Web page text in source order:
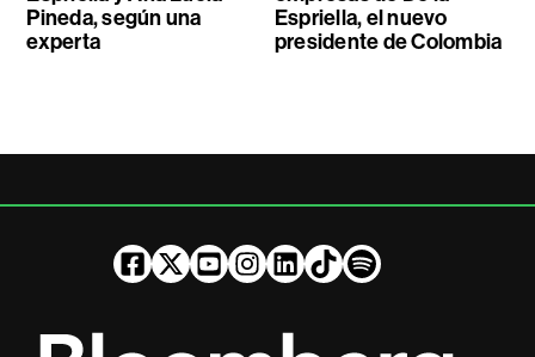
Pineda, según una
experta
Espriella, el nuevo
presidente de Colombia